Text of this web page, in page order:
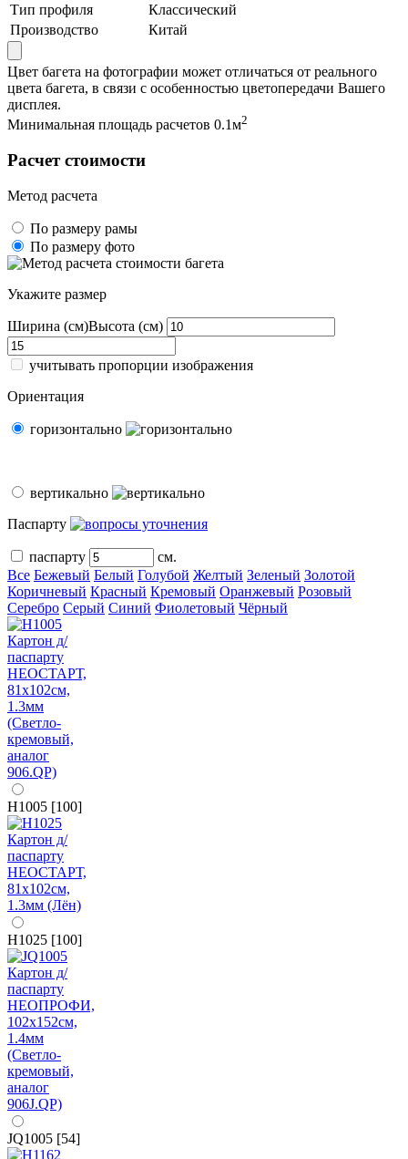
Тип профиля
Классический
Производство
Китай
Цвет багета на фотографии может отличаться от реального
цвета багета, в связи с особенностью цветопередачи Вашего
дисплея.
Минимальная площадь расчетов 0.1м2
Расчет стоимости
Метод расчета
По размеру рамы
По размеру фото
Укажите размер
Ширина (см)Высота (см)
учитывать пропорции изображения
Ориентация
горизонтально
вертикально
Паспарту
паспарту
см.
Все Бежевый Белый Голубой Желтый Зеленый Золотой
Коричневый Красный Кремовый Оранжевый Розовый
Серебро Серый Синий Фиолетовый Чёрный
H1005 [100]
H1025 [100]
JQ1005 [54]